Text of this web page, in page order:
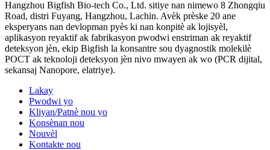
Hangzhou Bigfish Bio-tech Co., Ltd. sitiye nan nimewo 8 Zhongqiu
Road, distri Fuyang, Hangzhou, Lachin. Avèk prèske 20 ane
eksperyans nan devlopman pyès ki nan konpitè ak lojisyèl,
aplikasyon reyaktif ak fabrikasyon pwodwi enstriman ak reyaktif
deteksyon jèn, ekip Bigfish la konsantre sou dyagnostik molekilè
POCT ak teknoloji deteksyon jèn nivo mwayen ak wo (PCR dijital,
sekansaj Nanopore, elatriye).
Lakay
Pwodwi yo
Kliyan/Patnè nou yo
Konsènan nou
Nouvèl
Kontakte nou